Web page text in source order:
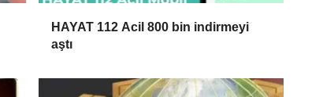
HAYAT 112 Acil 800 bin indirmeyi
aştı